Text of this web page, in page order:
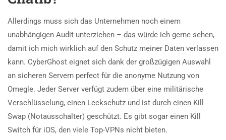
Allerdings muss sich das Unternehmen noch einem
unabhängigen Audit unterziehen – das würde ich gerne sehen,
damit ich mich wirklich auf den Schutz meiner Daten verlassen
kann. CyberGhost eignet sich dank der großzügigen Auswahl
an sicheren Servern perfect für die anonyme Nutzung von
Omegle. Jeder Server verfügt zudem über eine militärische
Verschlüsselung, einen Leckschutz und ist durch einen Kill
Swap (Notausschalter) geschützt. Es gibt sogar einen Kill
Switch für iOS, den viele Top-VPNs nicht bieten.